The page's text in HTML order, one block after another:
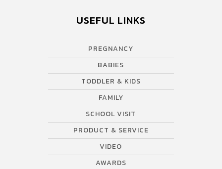
สังเคราะห์ และควรเลือก ซอสปรุงรสที่ใช้วัตถุดิบจากธรรมชาติผสมอยู่
รสสำหรับเด็ก อย่างละเอียดเพื่อป้องกันการแพ้อาหาร ทีมแม่ ABK […]
USEFUL LINKS
PREGNANCY
BABIES
TODDLER & KIDS
FAMILY
SCHOOL VISIT
PRODUCT & SERVICE
VIDEO
AWARDS